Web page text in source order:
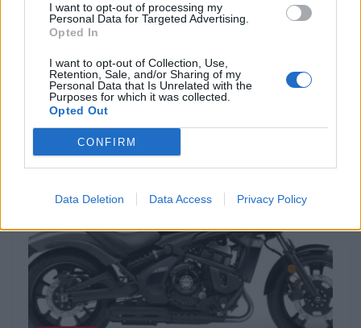
I want to opt-out of processing my
Personal Data for Targeted Advertising.
Opted In
I want to opt-out of Collection, Use,
Retention, Sale, and/or Sharing of my
Personal Data that Is Unrelated with the
Purposes for which it was collected.
Opted Out
CONFIRM
Data Deletion Data Access Privacy Policy
Design da Ducati Monster vence prémio Red
A Ducati volta a destacar-se no panorama internacional do
design. A nova Monster recebeu o Red Dot Design Award...
BEATRIZ ALEXANDRE